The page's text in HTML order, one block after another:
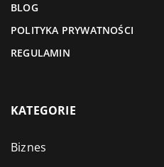
BLOG
POLITYKA PRYWATNOŚCI
REGULAMIN
KATEGORIE
Biznes